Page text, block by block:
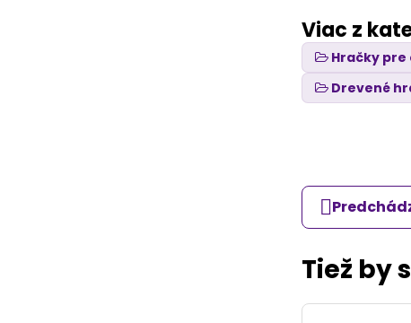
Viac z
Hračky
Drevené
Tiež by